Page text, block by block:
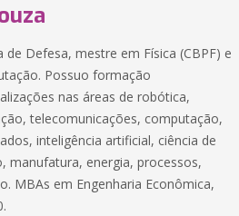
Defesa, mestre em Física (CBPF) e
Possuo formação
nas áreas de robótica,
telecomunicações, computação,
inteligência artificial, ciência de
manufatura, energia, processos,
MBAs em Engenharia Econômica,